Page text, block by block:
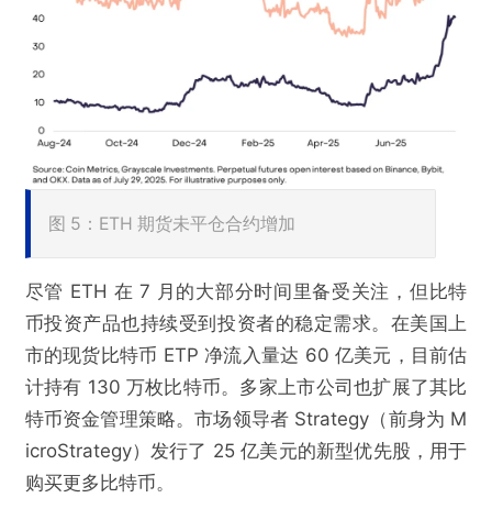
图 5：ETH 期货未平仓合约增加
尽管 ETH 在 7 月的大部分时间里备受关注，但比特
币投资产品也持续受到投资者的稳定需求。在美国上
市的现货比特币 ETP 净流入量达 60 亿美元，目前估
计持有 130 万枚比特币。多家上市公司也扩展了其比
特币资金管理策略。市场领导者 Strategy（前身为 M
icroStrategy）发行了 25 亿美元的新型优先股，用于
购买更多比特币。